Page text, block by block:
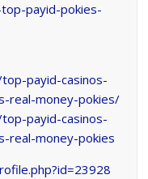
payid-pokies-
payid-casinos-
real-money-pokies/
payid-casinos-
real-money-pokies